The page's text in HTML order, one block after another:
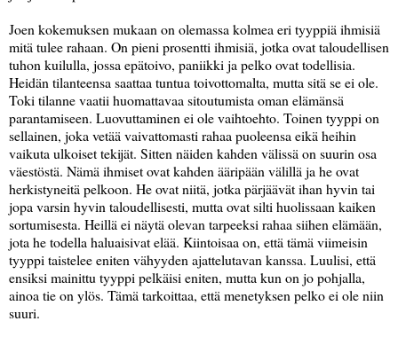
Joen kokemuksen mukaan on olemassa kolmea eri tyyppiä ihmisiä
mitä tulee rahaan. On pieni prosentti ihmisiä, jotka ovat taloudellisen
tuhon kuilulla, jossa epätoivo, paniikki ja pelko ovat todellisia.
Heidän tilanteensa saattaa tuntua toivottomalta, mutta sitä se ei ole.
Toki tilanne vaatii huomattavaa sitoutumista oman elämänsä
parantamiseen. Luovuttaminen ei ole vaihtoehto. Toinen tyyppi on
sellainen, joka vetää vaivattomasti rahaa puoleensa eikä heihin
vaikuta ulkoiset tekijät. Sitten näiden kahden välissä on suurin osa
väestöstä. Nämä ihmiset ovat kahden ääripään välillä ja he ovat
herkistyneitä pelkoon. He ovat niitä, jotka pärjäävät ihan hyvin tai
jopa varsin hyvin taloudellisesti, mutta ovat silti huolissaan kaiken
sortumisesta. Heillä ei näytä olevan tarpeeksi rahaa siihen elämään,
jota he todella haluaisivat elää. Kiintoisaa on, että tämä viimeisin
tyyppi taistelee eniten vähyyden ajattelutavan kanssa. Luulisi, että
ensiksi mainittu tyyppi pelkäisi eniten, mutta kun on jo pohjalla,
ainoa tie on ylös. Tämä tarkoittaa, että menetyksen pelko ei ole niin
suuri.